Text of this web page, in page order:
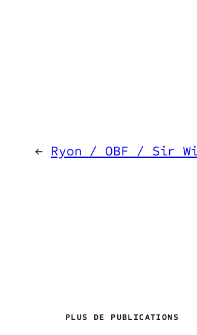
← Ryon / OBF / Sir
PLUS DE PUBLICATIONS